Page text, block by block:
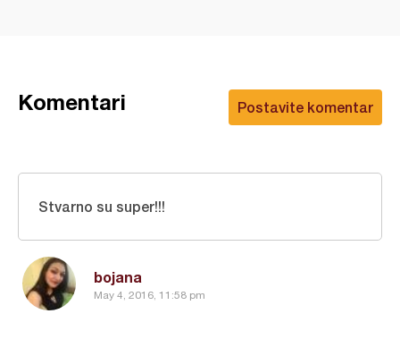
Postavite komentar
Komentari
bojana
May 4, 2016, 11:58 pm
Stvarno su super!!!